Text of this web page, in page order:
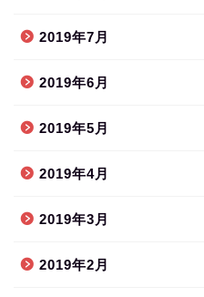
2019年7月
2019年6月
2019年5月
2019年4月
2019年3月
2019年2月